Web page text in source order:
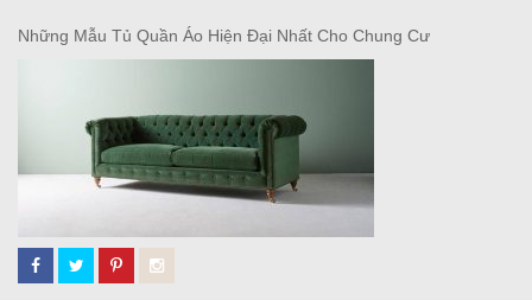
Những Mẫu Tủ Quần Áo Hiện Đại Nhất Cho Chung Cư